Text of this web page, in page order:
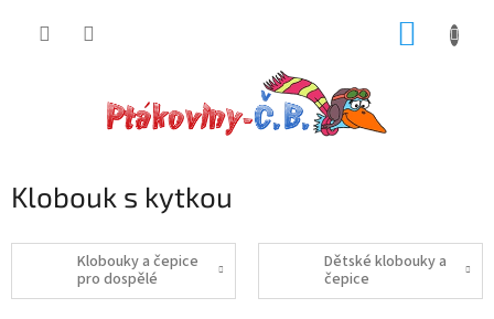
Klobouk s kytkou
Klobouky a čepice
pro dospělé
Dětské klobouky a
čepice